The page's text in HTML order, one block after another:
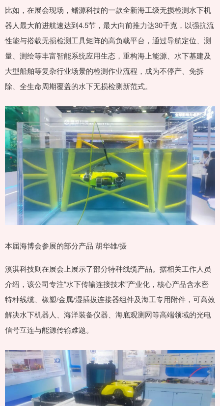
比如，在展会现场，鳍源科技的一款全新海工级无损检测水下机
器人最大前进航速达到4.5节，最大向前推力达30千克，以强抗流
性能与搭载无损检测工具矩阵的高负载平台，通过导航定位、测
量、测绘等丰富智能系统应用生态，重构海上能源、水下基建及
大型船舶等复杂行业场景的检测作业流程，成为不停产、免拆
除、全生命周期覆盖的水下无损检测新范式。
本届海博会参展的部分产品 胡华雄/摄
溪淇科技则在展会上展示了部分特种线缆产品。据相关工作人员
介绍，该公司专注“水下传输连接技术”产业化，核心产品含水密
特种线缆、橡塑/金属/湿插拔连接器组件及海工专用附件，可高效
解决水下机器人、海洋装备仪器、海底观测网等高端领域的光电
信号互连与能源传输难题。